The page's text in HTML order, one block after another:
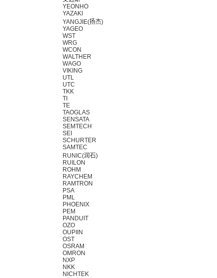
YEONHO
YAZAKI
YANGJIE(扬杰)
YAGEO
WST
WRG
WCON
WALTHER
WAGO
VIKING
UTL
UTC
TKK
TI
TE
TAOGLAS
SENSATA
SEMTECH
SEI
SCHURTER
SAMTEC
RUNIC(润石)
RUILON
ROHM
RAYCHEM
RAMTRON
PSA
PML
PHOENIX
PEM
PANDUIT
OZO
OUPIIN
OST
OSRAM
OMRON
NXP
NKK
NICHTEK